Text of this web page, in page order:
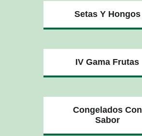
Setas Y Hongos
IV Gama Frutas
Congelados Con
Sabor